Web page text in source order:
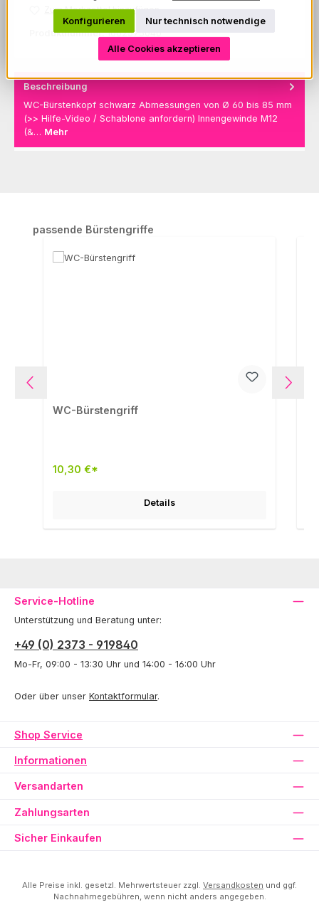
Zum Merkzettel hinzufügen
Produktnummer:1002575040
Beschreibung
WC-Bürstenkopf schwarz Abmessungen von Ø 60 bis 85 mm
(>> Hilfe-Video / Schablone anfordern) Innengewinde M12
(&… Mehr
Produktgalerie überspringen
passende Bürstengriffe
WC-Bürstengriff
10,30 €*
Details
Service-Hotline
Unterstützung und Beratung unter:
+49 (0) 2373 - 919840
Mo-Fr, 09:00 - 13:30 Uhr und 14:00 - 16:00 Uhr
Oder über unser Kontaktformular.
Shop Service
Informationen
Versandarten
Zahlungsarten
Sicher Einkaufen
Alle Preise inkl. gesetzl. Mehrwertsteuer zzgl. Versandkosten und ggf.
Nachnahmegebühren, wenn nicht anders angegeben.
Nur technisch notwendige
Konfigurieren
Alle Cookies akzeptieren